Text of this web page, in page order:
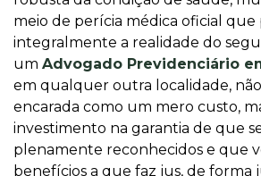
meio de perícia médica oficial
integralmente a realidade do
um Advogado Previdenciário
em qualquer outra localidade,
encarada como um mero custo,
investimento na garantia de que
plenamente reconhecidos e que
benefícios a que faz jus, de forma